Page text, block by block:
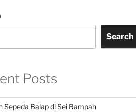
Search
Posts
Sepeda Balap di Sei Rampah